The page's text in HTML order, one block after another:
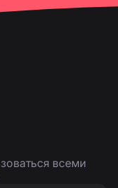
всеми